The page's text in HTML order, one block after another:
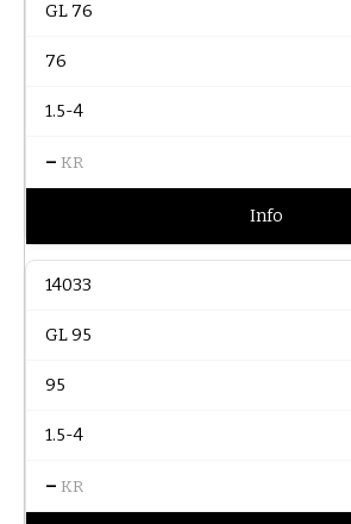
GL 76
76
1.5-4
– KR
Info
14033
GL 95
95
1.5-4
– KR